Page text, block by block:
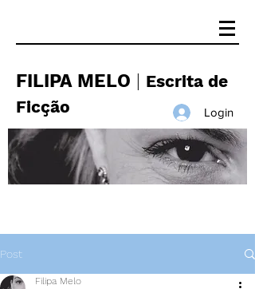
FILIPA MELO
Escrita de
Ficção
Login
Post
Filipa Melo